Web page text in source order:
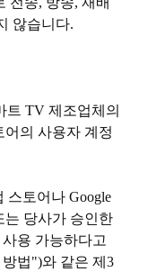
않습니다.
트 TV 제조업체의
의 사용자 계정
스토어나 Google
는 당사가 승인한
용 가능하다고
법")와 같은 제3